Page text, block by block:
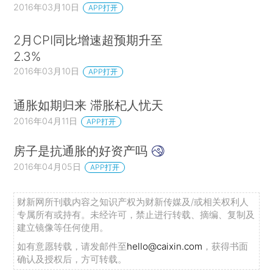
2016年03月10日 APP打开
2月CPI同比增速超预期升至
2.3%
2016年03月10日 APP打开
通胀如期归来 滞胀杞人忧天
2016年04月11日 APP打开
房子是抗通胀的好资产吗
2016年04月05日 APP打开
财新网所刊载内容之知识产权为财新传媒及/或相关权利人
专属所有或持有。未经许可，禁止进行转载、摘编、复制及
建立镜像等任何使用。
如有意愿转载，请发邮件至hello@caixin.com ，获得书面
确认及授权后，方可转载。